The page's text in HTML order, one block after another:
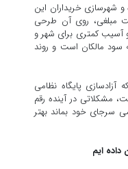
و شهرسازی خریداران این
مبلغی، روی آن طرحی
آسیب کمتری برای شهر و
سود مالکان است و روند
پایگاه نظامی
مشکلاتی در آینده رقم
سرجای خود بماند بهتر
داده ایم